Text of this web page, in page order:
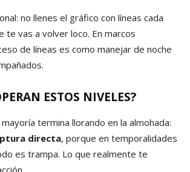
no llenes el gráfico con líneas cada
te vas a volver loco. En marcos
de líneas es como manejar de noche
ESTOS NIVELES?
termina llorando en la almohada:
directa, porque en temporalidades
es trampa. Lo que realmente te